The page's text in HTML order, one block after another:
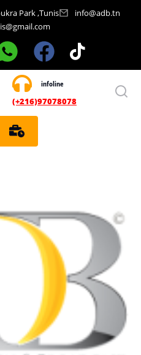
Park ,Tunis
info@adb.tn
infoline
(+216)97078078